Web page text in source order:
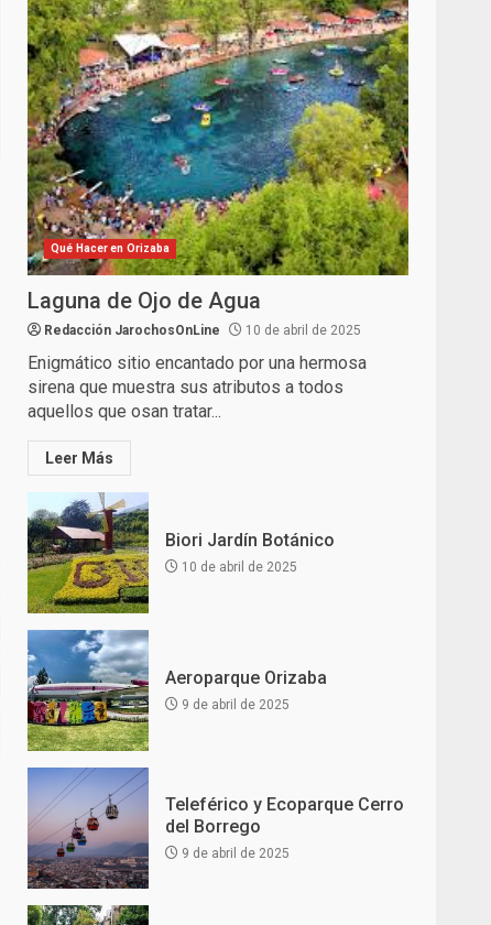
Qué Hacer en Orizaba
Laguna de Ojo de Agua
Redacción JarochosOnLine 10 de abril de 2025
Enigmático sitio encantado por una hermosa
sirena que muestra sus atributos a todos
aquellos que osan tratar...
Leer Más
Biori Jardín Botánico
10 de abril de 2025
Aeroparque Orizaba
9 de abril de 2025
Teleférico y Ecoparque Cerro
del Borrego
9 de abril de 2025